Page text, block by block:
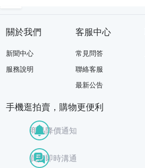
關於我們
新聞中心
服務說明
客服中心
常見問答
聯絡客服
最新公告
手機逛拍賣，購物更便利
商品降價通知
買賣即時溝通